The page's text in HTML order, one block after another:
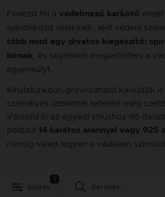
Fedezd fel a védelmező karkötő
ajándékozd valakinek, akit védeni
több mint egy divatos kiegészítő:
bírnak, és segítenek megerősíteni a
egyensúlyt.
Kínálatunkban gravírozható karkötők
személyes üzenettel teheted még
Válaszd ki az egyedi stílushoz illő
például 14 karátos arannyal vagy 925
mindig veled legyen a védelem
Szűrés